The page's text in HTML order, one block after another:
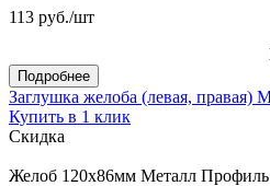
113 руб./шт
Подробнее
Заглушка желоба (левая,
Купить в 1 клик
Скидка
Желоб 120x86мм Металл Профиль